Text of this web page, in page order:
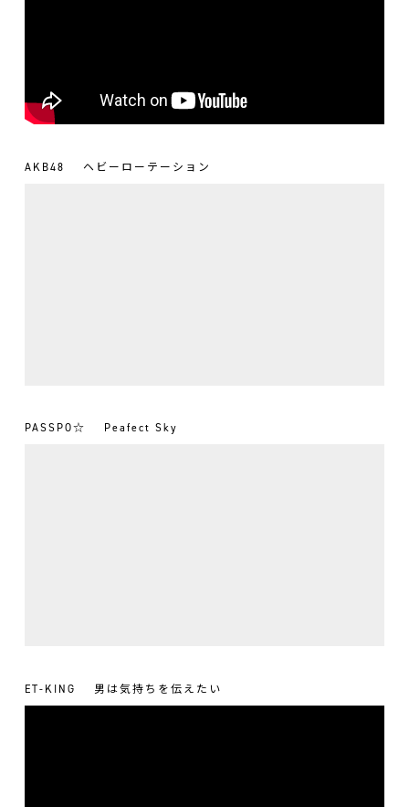
AKB48 ヘビーローテーション
PASSPO☆ Peafect Sky
ET-KING 男は気持ちを伝えたい